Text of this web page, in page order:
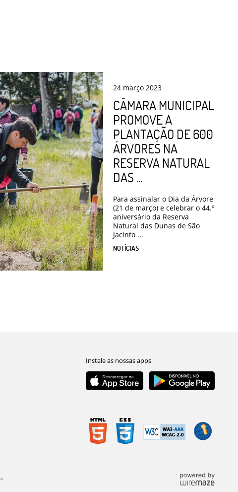
24 março 2023
CÂMARA MUNICIPAL
PROMOVE A
PLANTAÇÃO DE 600
ÁRVORES NA
RESERVA NATURAL
DAS ...
Para assinalar o Dia da Árvore
(21 de março) e celebrar o 44.º
aniversário da Reserva
Natural das Dunas de São
Jacinto ...
NOTÍCIAS